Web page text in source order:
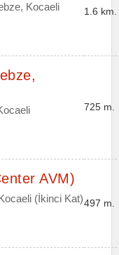
Kocaeli 1.6 km.
725 m.
AVM)
(İkinci Kat)497 m.